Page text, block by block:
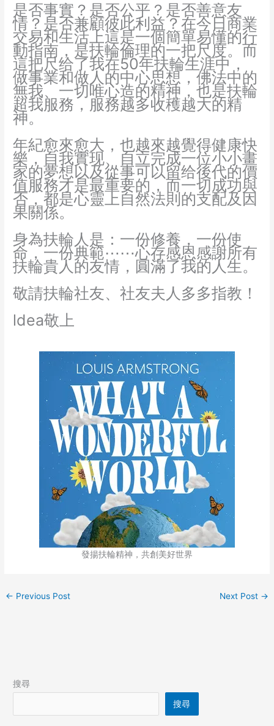
是否事實？是否公平？是否善意友
情？是否兼顧彼此利益？在今日商業
交易和生活上這是一個簡單易懂的行
動指南，是扶輪倫理的一把尺度。而
這把尺给了我在50年扶輪生涯中，
做事業和做人的中心思想，佛法中的
無我、一切唯心造的精神，也是扶輪
超我服務，服務越多收穫越大的精
神。
年紀愈來愈大，也越來越覺得健康快
樂，自我實现、自立完成一位小小畫
家的夢想以及從事可以留给後代的價
值服務才是最重要的，而一切成功與
否，都是心靈上自然法則的支配及因
果關係。
身為扶輪人是：一份修養，一份使
命，一份典範⋯⋯心存感恩感謝所有
扶輪貴人的友情，圓滿了我的人生。
敬請扶輪社友、社友夫人多多指教！
ldea敬上
發揚扶輪精神，共創美好世界
← Previous Post Next Post →
搜尋
搜尋